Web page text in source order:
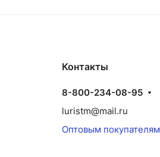
Контакты
8-800-234-08-95
luristm@mail.ru
Оптовым покупателям